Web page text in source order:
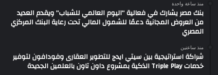
منذ ساعة واحدة
بنك مصر يشارك في فعالية “اليوم العالمي للشباب” ويقدم العديد
من العروض المجانية دعمًا للشمول المالي تحت رعاية البنك المركزي
المصري
منذ ساعتين
شراكة استراتيجية بين سيتي ايدج للتطوير العقارى وفودافون لتوفير
خدمات Triple Play الذكية بمشروع داون تاون بالعلمين الجديدة